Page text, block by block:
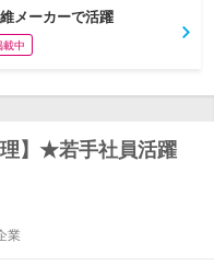
メーカーで活躍
載中
】★若手社員活躍
業